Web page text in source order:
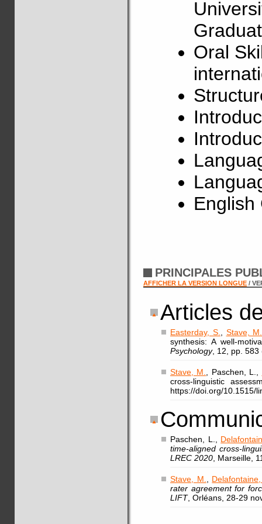
Oral
English
PRINCIPALES
AFFICHER LA VERSION LONGUE /
Articles
Easterday, S.
Stave, M.
synthesis: A well-
Psychology, 12, pp. 583
Stave, M. , Paschen, L.,
cross-linguistic
https://doi.org/10.1515/
Paschen, L.,
time-aligned cross-
LREC 2020 , Marseille,
Stave, M.
rater agreement for
LIFT, Orléans, 28-29